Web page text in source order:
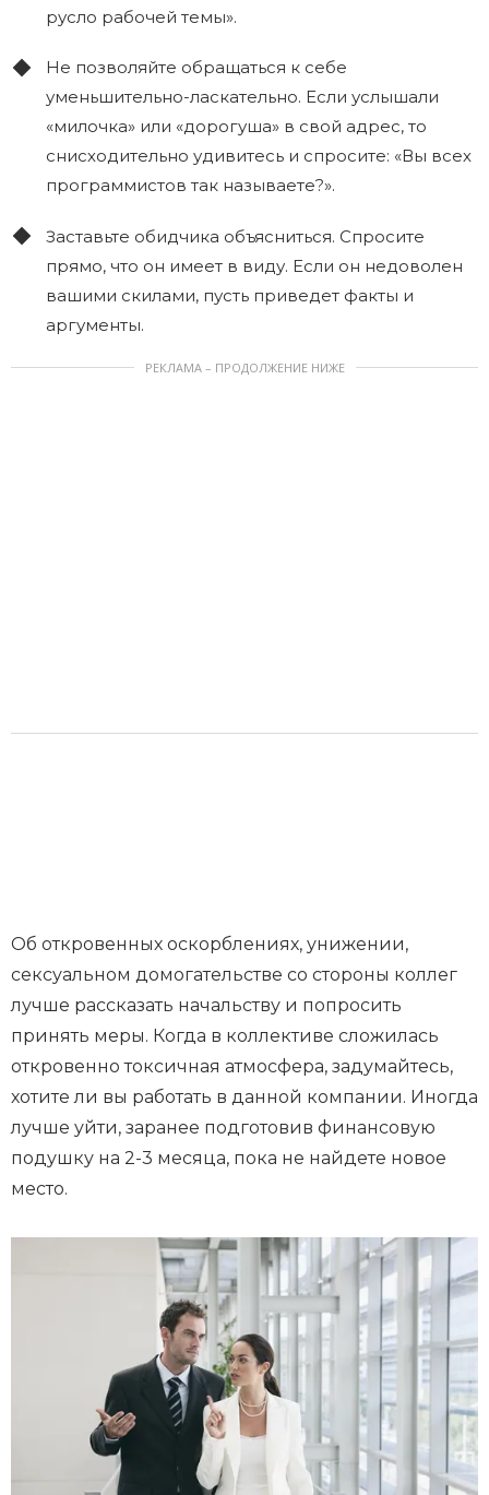
русло рабочей темы».
Не позволяйте обращаться к себе
уменьшительно-ласкательно. Если услышали
«милочка» или «дорогуша» в свой адрес, то
снисходительно удивитесь и спросите: «Вы всех
программистов так называете?».
Заставьте обидчика объясниться. Спросите
прямо, что он имеет в виду. Если он недоволен
вашими скилами, пусть приведет факты и
аргументы.
РЕКЛАМА – ПРОДОЛЖЕНИЕ НИЖЕ
Об откровенных оскорблениях, унижении,
сексуальном домогательстве со стороны коллег
лучше рассказать начальству и попросить
принять меры. Когда в коллективе сложилась
откровенно токсичная атмосфера, задумайтесь,
хотите ли вы работать в данной компании. Иногда
лучше уйти, заранее подготовив финансовую
подушку на 2-3 месяца, пока не найдете новое
место.